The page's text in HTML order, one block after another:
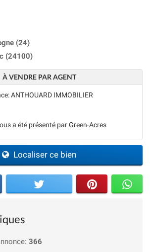
(24)
(24100)
À VENDRE PAR AGENT
ANTHOUARD IMMOBILIER
a été présenté par Green-Acres
Localiser ce bien
366